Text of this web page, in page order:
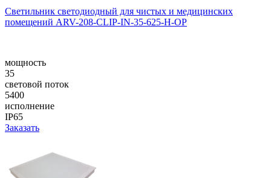
Светильник светодиодный для чистых и медицинских
помещений ARV-208-CLIP-IN-35-625-H-OP
мощность
35
световой поток
5400
исполнение
IP65
Заказать